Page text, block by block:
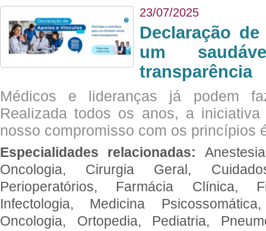
23/07/2025
Declaração
um
transparência
Médicos e lideranças já podem
Realizada todos os anos, a
nosso compromisso com os princípios
Especialidades relacionadas:
Oncologia, Cirurgia Geral,
Perioperatórios, Farmácia Clínica,
Infectologia, Medicina
Oncologia, Ortopedia, Pediatria,